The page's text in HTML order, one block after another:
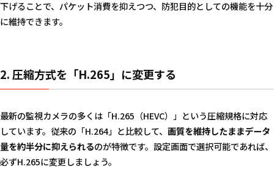
下げることで、パケット消費を抑えつつ、防犯目的としての機能を十分
に維持できます。
2. 圧縮方式を「H.265」に変更する
最新の監視カメラの多くは「H.265（HEVC）」という圧縮規格に対応
しています。従来の「H.264」と比較して、 画質を維持したままデータ
量を約半分に抑えられるのが特徴です。設定画面で選択可能であれば、
必ずH.265に変更しましょう。